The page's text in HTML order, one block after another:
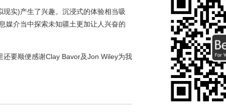
实)产生了兴趣。沉浸式的体验相当吸
媒介当中探索未知疆土更加让人兴奋的
要顺便感谢Clay Bavor及Jon Wiley为我